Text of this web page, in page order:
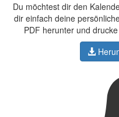
Du möchtest dir den
dir einfach deine
PDF herunter und